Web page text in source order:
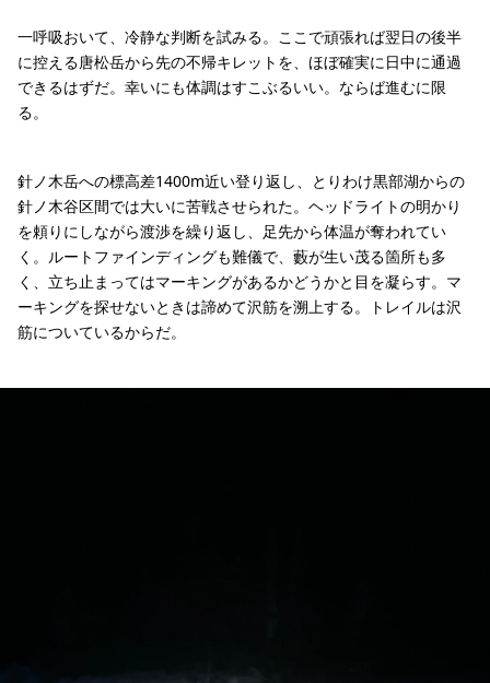
一呼吸おいて、冷静な判断を試みる。ここで頑張れば翌日の後半
に控える唐松岳から先の不帰キレットを、ほぼ確実に日中に通過
できるはずだ。幸いにも体調はすこぶるいい。ならば進むに限
る。
針ノ木岳への標高差1400m近い登り返し、とりわけ黒部湖からの
針ノ木谷区間では大いに苦戦させられた。ヘッドライトの明かり
を頼りにしながら渡渉を繰り返し、足先から体温が奪われてい
く。ルートファインディングも難儀で、藪が生い茂る箇所も多
く、立ち止まってはマーキングがあるかどうかと目を凝らす。マ
ーキングを探せないときは諦めて沢筋を溯上する。トレイルは沢
筋についているからだ。